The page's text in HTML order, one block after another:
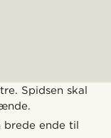
Spidsen skal
brede ende til